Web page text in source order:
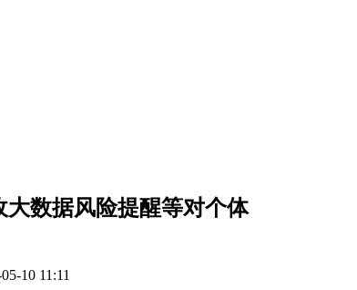
数据风险提醒等对个体
10 11:11